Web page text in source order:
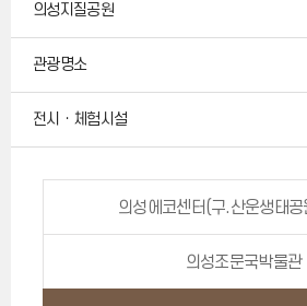
의성지질공원
관광명소
전시ㆍ체험시설
의성에코센터(구.산운생태공
의성조문국박물관